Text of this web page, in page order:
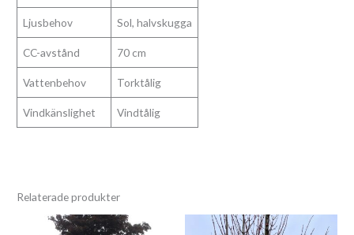
Ljusbehov Sol, halvskugga
CC-avstånd 70 cm
Vattenbehov Torktålig
Vindkänslighet Vindtålig
Relaterade produkter